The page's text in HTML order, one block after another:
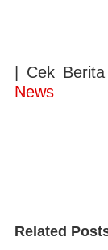
| Cek
News
Related